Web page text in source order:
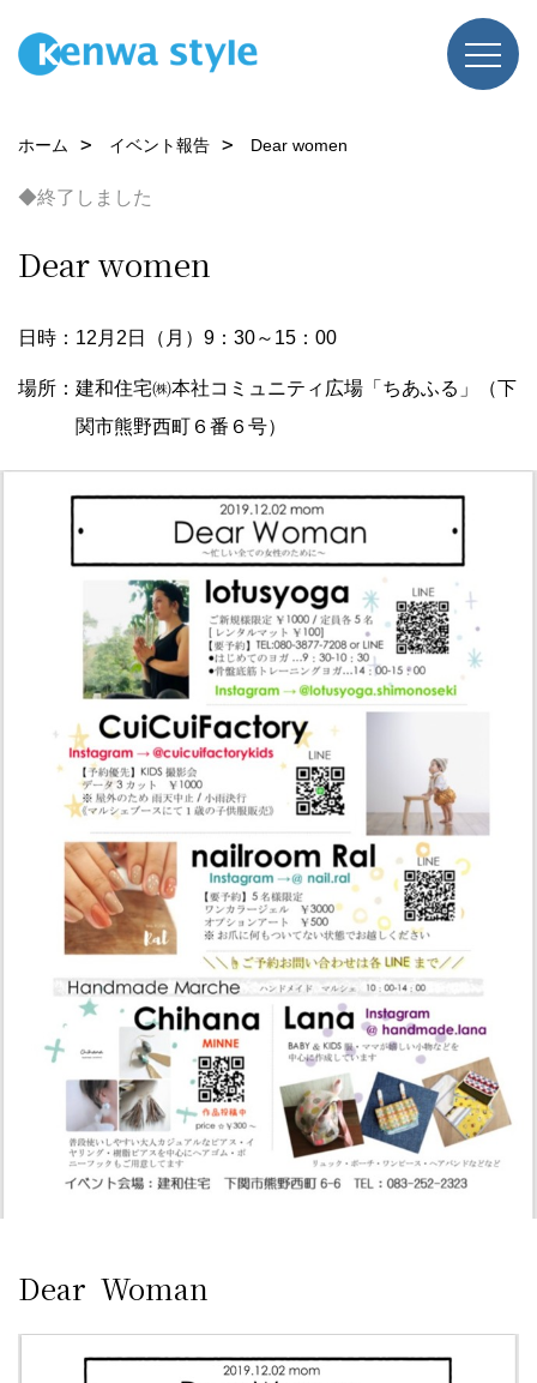
ホーム イベント報告 Dear women
◆終了しました
Dear women
日時：12月2日（月）9：30～15：00
場所：建和住宅㈱本社コミュニティ広場「ちあふる」（下
関市熊野西町６番６号）
Dear Woman